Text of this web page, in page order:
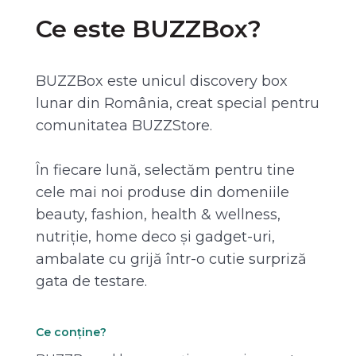
Ce este BUZZBox?
BUZZBox este unicul discovery box
lunar din România, creat special pentru
comunitatea BUZZStore.
În fiecare lună, selectăm pentru tine
cele mai noi produse din domeniile
beauty, fashion, health & wellness,
nutriție, home deco și gadget-uri,
ambalate cu grijă într-o cutie surpriză
gata de testare.
Ce conține?